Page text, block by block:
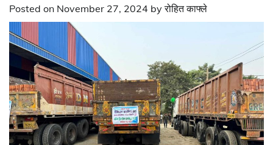
Posted on November 27, 2024 byरोहित काफ्ले